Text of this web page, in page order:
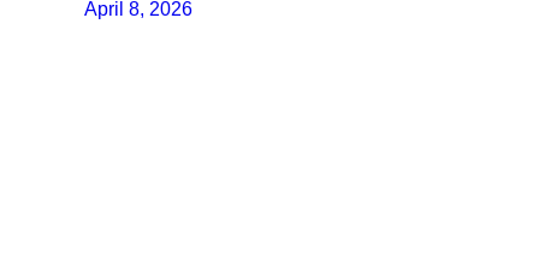
April 8, 2026